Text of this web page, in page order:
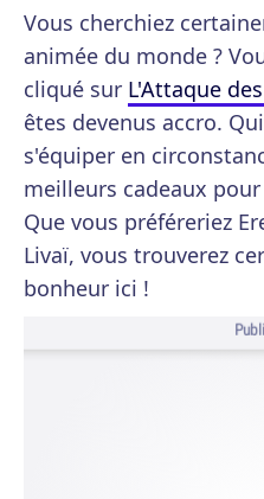
Vous cherchiez
animée du monde ?
cliqué sur L'Attaque
êtes devenus accro.
s'équiper en
meilleurs cadeaux
Que vous préféreriez
Livaï, vous trouverez
bonheur ici !